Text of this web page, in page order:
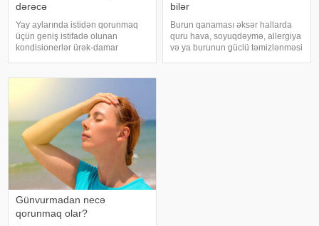
dərəcə
Yay aylarında istidən qorunmaq
üçün geniş istifadə olunan
kondisionerlər ürək-damar
tərli halda qəfil çox soyuq otağ
bilər
Burun qanaması əksər hallarda
quru hava, soyuqdəymə, allergiya
və ya burunun güclü təmizlənməsi
Günvurmadan necə
qorunmaq olar?